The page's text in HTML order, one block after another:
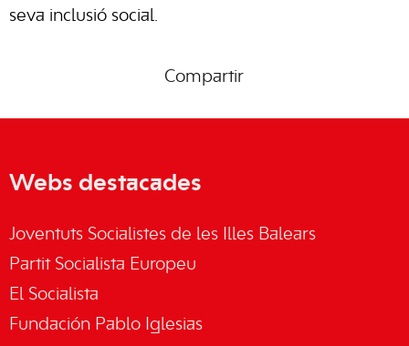
seva inclusió social.
Compartir
Webs destacades
Joventuts Socialistes de les Illes Balears
Partit Socialista Europeu
El Socialista
Fundación Pablo Iglesias